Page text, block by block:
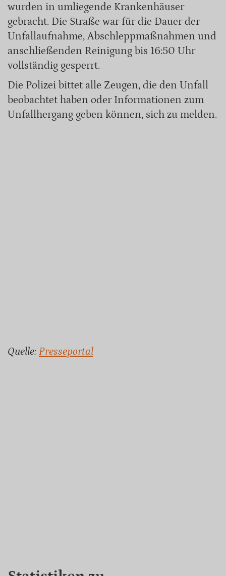
wurden in umliegende Krankenhäuser
gebracht. Die Straße war für die Dauer der
Unfallaufnahme, Abschleppmaßnahmen und
anschließenden Reinigung bis 16:50 Uhr
vollständig gesperrt.
Die Polizei bittet alle Zeugen, die den Unfall
beobachtet haben oder Informationen zum
Unfallhergang geben können, sich zu melden.
Quelle: Presseportal